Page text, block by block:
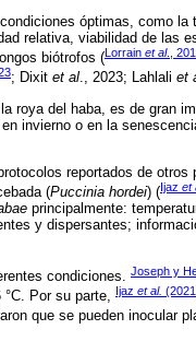
óptimas, como la
relativa, viabilidad de las
biótrofos (Lorrain et al.,
; Dixit et al., 2023; Lahlali et
roya del haba, es de gran
invierno o en la
reportados de otros
(Puccinia hordei) (Ijaz et
principalmente:
y dispersantes;
condiciones. Joseph y
Por su parte, Ijaz et al. (2021
que se pueden inocular